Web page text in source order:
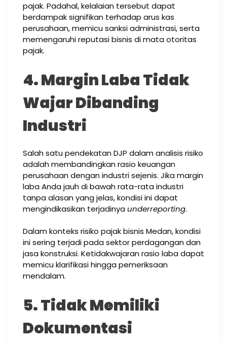
pajak. Padahal, kelalaian tersebut dapat
berdampak signifikan terhadap arus kas
perusahaan, memicu sanksi administrasi, serta
memengaruhi reputasi bisnis di mata otoritas
pajak.
4. Margin Laba Tidak
Wajar Dibanding
Industri
Salah satu pendekatan DJP dalam analisis risiko
adalah membandingkan rasio keuangan
perusahaan dengan industri sejenis. Jika margin
laba Anda jauh di bawah rata-rata industri
tanpa alasan yang jelas, kondisi ini dapat
mengindikasikan terjadinyaunderreporting.
Dalam konteks risiko pajak bisnis Medan, kondisi
ini sering terjadi pada sektor perdagangan dan
jasa konstruksi. Ketidakwajaran rasio laba dapat
memicu klarifikasi hingga pemeriksaan
mendalam.
5. Tidak Memiliki
Dokumentasi